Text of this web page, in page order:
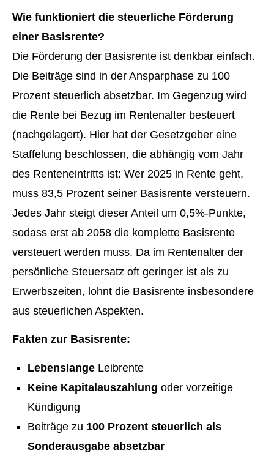
Wie funktioniert die steuerliche Förderung
einer Basisrente?
Die Förderung der Basisrente ist denkbar einfach.
Die Beiträge sind in der Ansparphase zu 100
Prozent steuerlich absetzbar. Im Gegenzug wird
die Rente bei Bezug im Rentenalter besteuert
(nachgelagert). Hier hat der Gesetzgeber eine
Staffelung beschlossen, die abhängig vom Jahr
des Renteneintritts ist: Wer 2025 in Rente geht,
muss 83,5 Prozent seiner Basisrente versteuern.
Jedes Jahr steigt dieser Anteil um 0,5%-Punkte,
sodass erst ab 2058 die komplette Basisrente
versteuert werden muss. Da im Rentenalter der
persönliche Steuersatz oft geringer ist als zu
Erwerbszeiten, lohnt die Basisrente insbesondere
aus steuerlichen Aspekten.
Fakten zur Basisrente:
Lebenslange Leibrente
Keine Kapitalauszahlung oder vorzeitige
Kündigung
Beiträge zu 100 Prozent steuerlich als
Sonderausgabe absetzbar